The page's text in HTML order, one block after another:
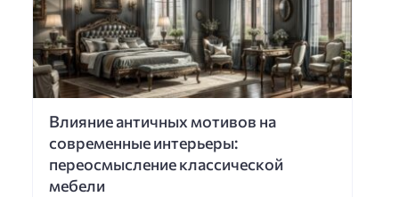
Влияние античных мотивов на
современные интерьеры:
переосмысление классической
мебели